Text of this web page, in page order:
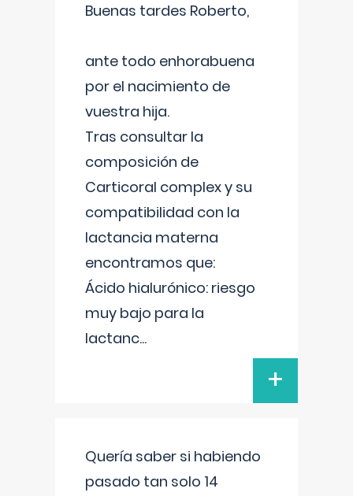
Buenas tardes Roberto,
ante todo enhorabuena
por el nacimiento de
vuestra hija.
Tras consultar la
composición de
Carticoral complex y su
compatibilidad con la
lactancia materna
encontramos que:
Ácido hialurónico: riesgo
muy bajo para la
lactanc...
+
Quería saber si habiendo
pasado tan solo 14